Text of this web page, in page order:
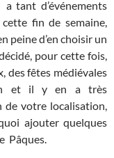
tant d’événements
fin de semaine,
peine d’en choisir un
pour cette fois,
des fêtes médiévales
et il y en a très
de votre localisation,
ajouter quelques
Pâques.